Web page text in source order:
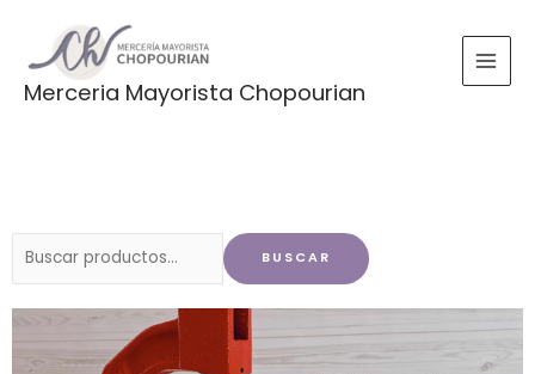
contenido
Merceria Mayorista Chopourian
Buscar
BUSCAR